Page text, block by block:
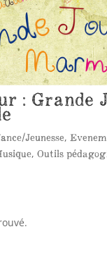
: Grande
Jeunesse,
, Outils